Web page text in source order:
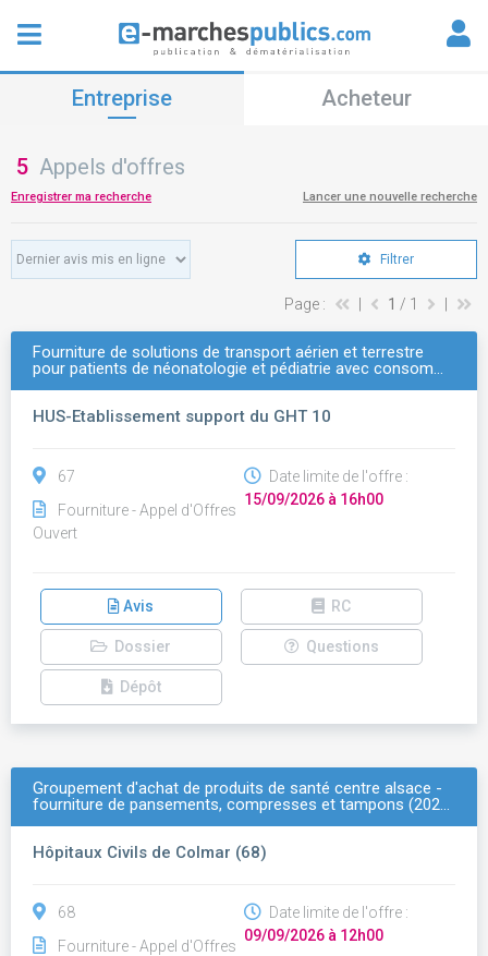
Entreprise Acheteur
5 Appels d'offres
Enregistrer ma recherche Lancer une nouvelle recherche
Filtrer
Page : 1 / 1
Fourniture de solutions de transport aérien et terrestre
pour patients de néonatologie et pédiatrie avec consom…
HUS-Etablissement support du GHT 10
67
Fourniture - Appel d'Offres
Ouvert
Date limite de l'offre :
15/09/2026 à 16h00
Avis RC
Dossier Questions
Dépôt
Groupement d'achat de produits de santé centre alsace -
fourniture de pansements, compresses et tampons (202…
Hôpitaux Civils de Colmar (68)
68
Fourniture - Appel d'Offres
Date limite de l'offre :
09/09/2026 à 12h00